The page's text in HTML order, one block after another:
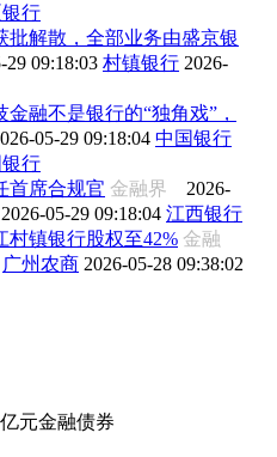
行
批解散，全部业务由盛京银
29 09:18:03 村镇银行 2026-
融不是银行的“独角戏”，
05-29 09:18:04 中国银行
行
首席合规官 金融界 2026-
2026-05-29 09:18:04 江西银行
村镇银行股权至42% 金融
广州农商 2026-05-28 09:38:02
元金融债券